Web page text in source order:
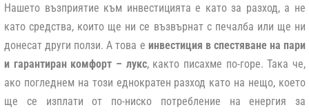
Нашето възприятие към инвестицията е като за разход, а не
като средства, които ще ни се възвърнат с печалба или ще ни
донесат други ползи. А това е инвестиция в спестяване на пари
и гарантиран комфорт – лукс, както писахме по-горе. Така че,
ако погледнем на този еднократен разход като на нещо, което
ще се изплати от по-ниско потребление на енергия за